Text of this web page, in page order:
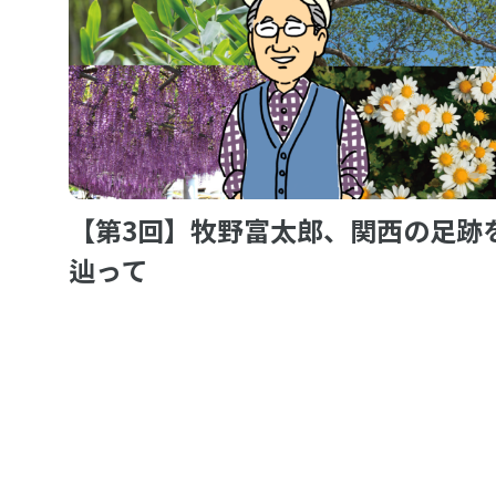
【第3回】牧野富太郎、関西の足跡
辿って